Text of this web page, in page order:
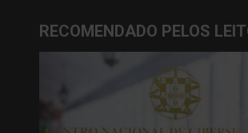
RECOMENDADO PELOS